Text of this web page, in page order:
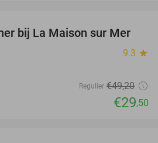
40%
bij La Maison sur Mer
9.3 star
Regulier €49,20
€29,50